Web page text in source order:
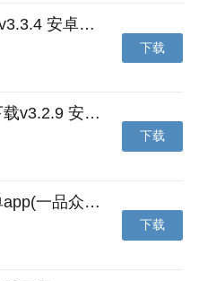
你的电脑主机，支持720p
无比, 吃鸡盗车不在话下
戏画面?
捕获游戏画面，卸载360
艺图语app下载v3.3.4 安卓免费版
下载
爱鸽者手机版下载v3.2.9 安卓版
下载
一品威客网接单app(一品众包)下载v2.7.1 安卓最新版
下载